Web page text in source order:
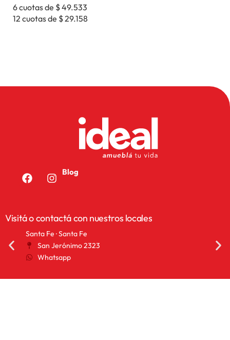
6 cuotas de $49.533
12 cuotas de $29.158
Blog
Visitá o contactá con nuestros locales
Santa Fe · Santa Fe
San Jerónimo 2323
Whatsapp